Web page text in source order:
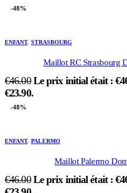
-48%
ENFANT, STRASBOURG
Maillot RC Strasbourg
€46.00 Le prix initial était :
€23.90.
-48%
ENFANT, PALERMO
Maillot Palermo
€46.00 Le prix initial était :